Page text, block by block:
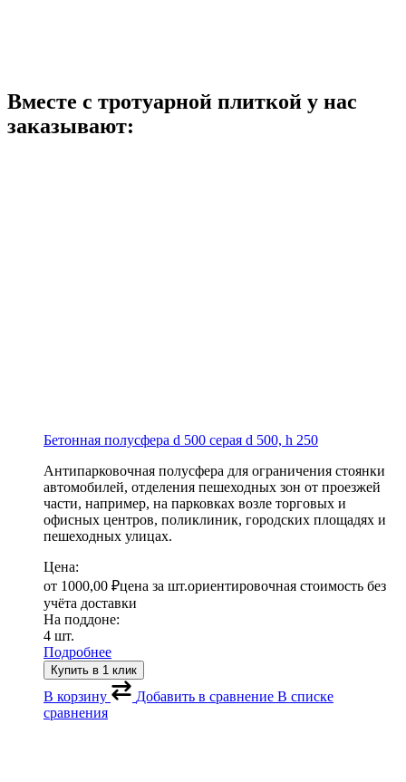
Вместе с тротуарной плиткой у нас
заказывают:
Бетонная полусфера d 500 серая d 500, h 250
Антипарковочная полусфера для ограничения стоянки
автомобилей, отделения пешеходных зон от проезжей
части, например, на парковках возле торговых и
офисных центров, поликлиник, городских площадях и
пешеходных улицах.
Цена:
от 1000,00 ₽цена за шт.ориентировочная стоимость без
учёта доставки
На поддоне:
4 шт.
Подробнее
Купить в 1 клик
В корзину Добавить в сравнение В списке
сравнения